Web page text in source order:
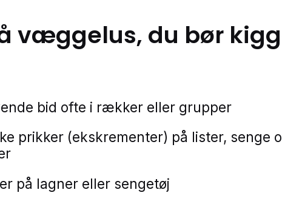
væggelus, du bør
bid ofte i rækker eller grupper
prikker (ekskrementer) på lister, senge
på lagner eller sengetøj